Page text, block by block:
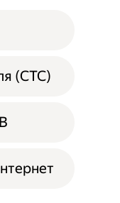
(СТС)